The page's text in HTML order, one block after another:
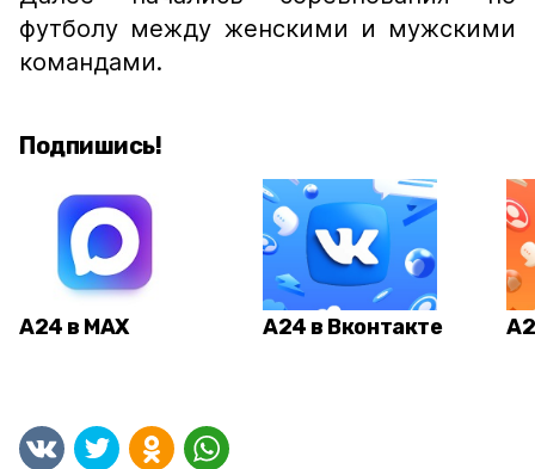
футболу между женскими и мужскими
командами.
Подпишись!
А24 в MAX А24 в Вконтакте